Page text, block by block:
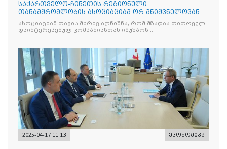
საქართველო-ჩინეთის რეგიონული
თანამშრომლობის ასოციაციამ ორ მნიშვნელოვან
მემორანდუმს მოაწერა ხელი
ასოციაციამ თავის მხრივ აღნიშნა, რომ მზადაა თითოეულ
დაინტერესებულ კომპანიასთან იმუშაოს
2025-04-17 11:13 ეკონომიკა